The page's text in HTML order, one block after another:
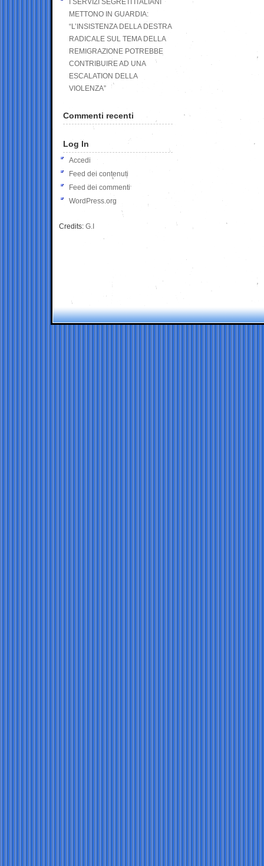
I SERVIZI SEGRETI ITALIANI
METTONO IN GUARDIA:
“L’INSISTENZA DELLA DESTRA
RADICALE SUL TEMA DELLA
REMIGRAZIONE POTREBBE
CONTRIBUIRE AD UNA
ESCALATION DELLA
VIOLENZA”
Commenti recenti
Log In
Accedi
Feed dei contenuti
Feed dei commenti
WordPress.org
Credits: G.I